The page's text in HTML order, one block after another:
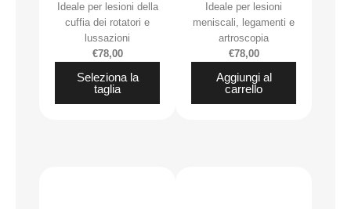
Ideale per lesioni della
cuffia dei rotatori e
lussazioni
€78,00
Seleziona la
taglia
Ideale per lesioni
meniscali, legamenti e
artroscopia
€78,00
Aggiungi al
carrello